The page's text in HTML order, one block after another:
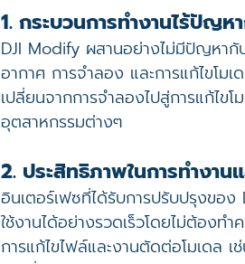
1. กระบวนการทำงานไร้ปัญห
DJI Modify ผสานอย่างไม่มีปัญหากั
อากาศ การจำลอง และการแก้ไขโม
เปลี่ยนจากการจำลองไปสู่การแก้ไข
อุตสาหกรรมต่างๆ
2. ประสิทธิภาพในการทำงาน
อินเตอร์เฟซที่ได้รับการปรับปรุงขอ
ใช้งานได้อย่างรวดเร็วโดยไม่ต้องท
การแก้ไขไฟล์และงานตัดต่อโมเดล